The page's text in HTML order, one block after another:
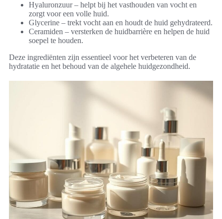
Hyaluronzuur – helpt bij het vasthouden van vocht en
zorgt voor een volle huid.
Glycerine – trekt vocht aan en houdt de huid gehydrateerd.
Ceramiden – versterken de huidbarrière en helpen de huid
soepel te houden.
Deze ingrediënten zijn essentieel voor het verbeteren van de
hydratatie en het behoud van de algehele huidgezondheid.